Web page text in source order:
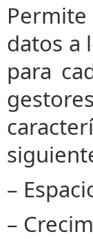
datos a
para
–
–